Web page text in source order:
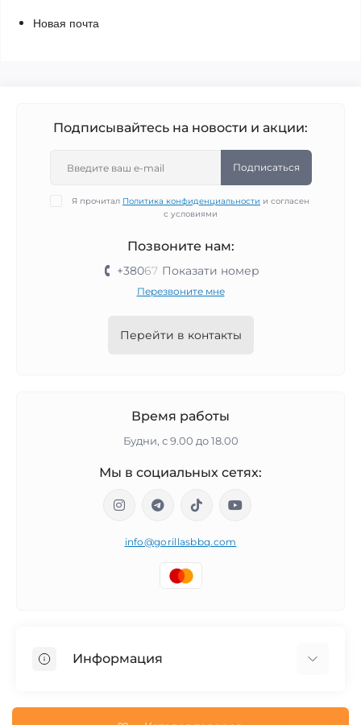
Новая почта
Подписывайтесь на новости и акции:
Подписаться
Я прочитал Политика конфиденциальности и согласен
с условиями
Позвоните нам:
+38067 Показати номер
Перезвоните мне
Перейти в контакты
Время работы
Будни, с 9.00 до 18.00
Мы в социальных сетях:
info@gorillasbbq.com
Информация